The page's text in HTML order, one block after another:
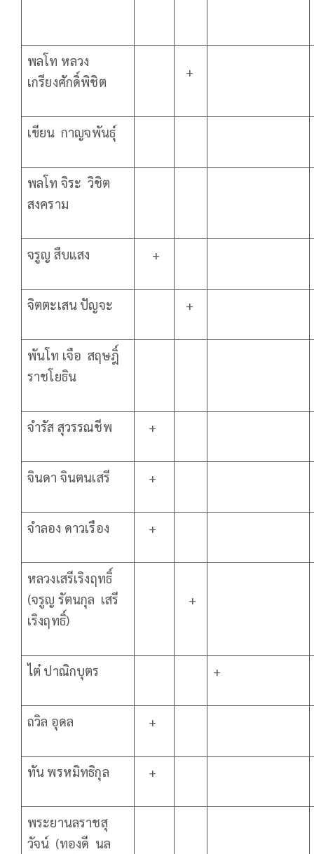
พลโท หลวง
เกรียงศักดิ์พิชิต
+
เขียน กาญจพันธุ์
พลโท จิระ วิชิต
สงคราม
จรูญ สืบแสง +
จิตตะเสน ปัญจะ +
พันโท เจือ สฤษฎิ์
ราชโยธิน
จำรัส สุวรรณชีพ +
จินดา จินตนเสรี +
จำลอง ดาวเรือง +
หลวงเสรีเริงฤทธิ์
(จรูญ รัตนกุล เสรี
เริงฤทธิ์)
+
ไต๋ ปาณิกบุตร +
ถวิล อุดล +
ทัน พรหมิทธิกุล +
พระยานลราชสุ
วัจน์ (ทองดี นล